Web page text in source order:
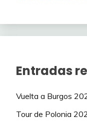
Entradas
Vuelta a Burgos
Tour de Polonia